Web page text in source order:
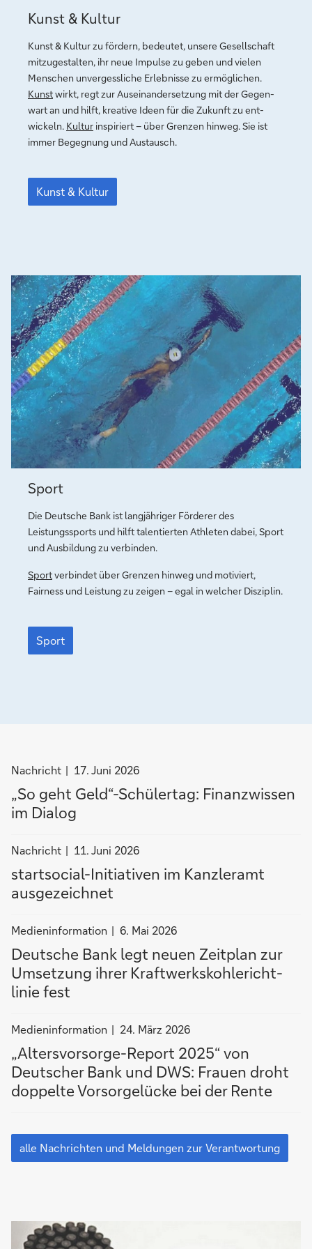
Kunst
&
Kultur
Kunst & Kultur
Kunst & Kultur zu fördern, bedeutet, unsere Ge­sell­schaft
mit­zu­ge­stal­ten, ihr neue Impulse zu geben und vielen
Menschen un­ver­gess­liche Erlebnisse zu er­mö­gli­chen.
Kunstwirkt, regt zur Aus­ein­ander­set­zung mit der Ge­gen­
wart an und hilft, krea­tive Ideen für die Zukunft zu ent­
wickeln. Kultur inspiriert – über Grenzen hinweg. Sie ist
immer Be­gegnung und Austausch.
Kunst
&
Kultur
Kunst & Kultur
Sport
connects
Sport
Die Deutsche Bank ist langjähriger Förderer des
Leistungssports und hilft talentierten Athleten dabei, Sport
und Ausbildung zu verbinden.
Sportverbindet über Grenzen hinweg und motiviert,
Fairness und Leistung zu zeigen – egal in welcher Disziplin.
Sport
connects
Sport
Nachrichten
nach
Nachricht
Nachricht 17. Juni 2026
„So geht Geld“-Schülertag: Finanzwissen
im Dialog
Nachrichten
nach
Nachricht
Nachricht 11. Juni 2026
startsocial-Initiativen im Kanzleramt
ausgezeichnet
Nachrichten
nach
Medieninformation
Medieninformation 6. Mai 2026
Deutsche Bank legt neuen Zeit­plan zur
Um­set­zung ihrer Kraft­werks­kohle­richt­
linie fest
Nachrichten
nach
Medieninformation
Medieninformation 24. März 2026
„Altersvorsorge-Report 2025“ von
Deutscher Bank und DWS: Frauen droht
doppelte Vorsorgelücke bei der Rente
alle
Nachrichten
und
alle Nachrichten und Meldungen zur Verantwortung